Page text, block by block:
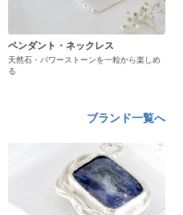
ペンダント・ネックレス
天然石・パワーストーンを一粒から楽しめ
る
ブランド一覧へ